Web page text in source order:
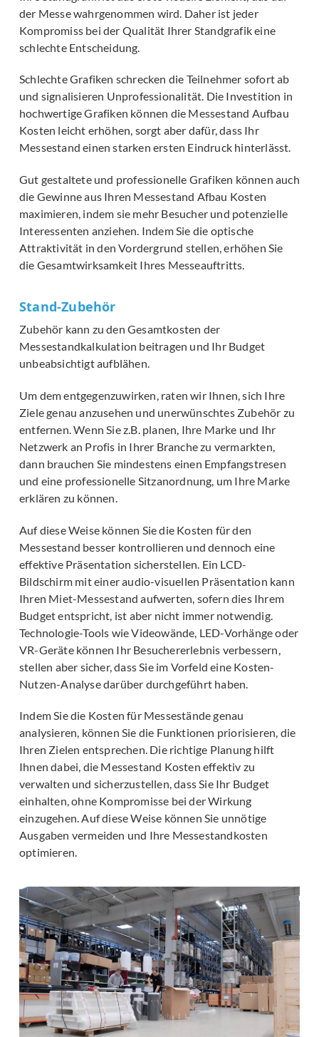
der Messe wahrgenommen wird. Daher ist jeder
Kompromiss bei der Qualität Ihrer Standgrafik eine
schlechte Entscheidung.
Schlechte Grafiken schrecken die Teilnehmer sofort ab
und signalisieren Unprofessionalität. Die Investition in
hochwertige Grafiken können die Messestand Aufbau
Kosten leicht erhöhen, sorgt aber dafür, dass Ihr
Messestand einen starken ersten Eindruck hinterlässt.
Gut gestaltete und professionelle Grafiken können auch
die Gewinne aus Ihren Messestand Afbau Kosten
maximieren, indem sie mehr Besucher und potenzielle
Interessenten anziehen. Indem Sie die optische
Attraktivität in den Vordergrund stellen, erhöhen Sie
die Gesamtwirksamkeit Ihres Messeauftritts.
Stand-Zubehör
Zubehör kann zu den Gesamtkosten der
Messestandkalkulation beitragen und Ihr Budget
unbeabsichtigt aufblähen.
Um dem entgegenzuwirken, raten wir Ihnen, sich Ihre
Ziele genau anzusehen und unerwünschtes Zubehör zu
entfernen. Wenn Sie z.B. planen, Ihre Marke und Ihr
Netzwerk an Profis in Ihrer Branche zu vermarkten,
dann brauchen Sie mindestens einen Empfangstresen
und eine professionelle Sitzanordnung, um Ihre Marke
erklären zu können.
Auf diese Weise können Sie die Kosten für den
Messestand besser kontrollieren und dennoch eine
effektive Präsentation sicherstellen. Ein LCD-
Bildschirm mit einer audio-visuellen Präsentation kann
Ihren Miet-Messestand aufwerten, sofern dies Ihrem
Budget entspricht, ist aber nicht immer notwendig.
Technologie-Tools wie Videowände, LED-Vorhänge oder
VR-Geräte können Ihr Besuchererlebnis verbessern,
stellen aber sicher, dass Sie im Vorfeld eine Kosten-
Nutzen-Analyse darüber durchgeführt haben.
Indem Sie die Kosten für Messestände genau
analysieren, können Sie die Funktionen priorisieren, die
Ihren Zielen entsprechen. Die richtige Planung hilft
Ihnen dabei, die Messestand Kosten effektiv zu
verwalten und sicherzustellen, dass Sie Ihr Budget
einhalten, ohne Kompromisse bei der Wirkung
einzugehen. Auf diese Weise können Sie unnötige
Ausgaben vermeiden und Ihre Messestandkosten
optimieren.